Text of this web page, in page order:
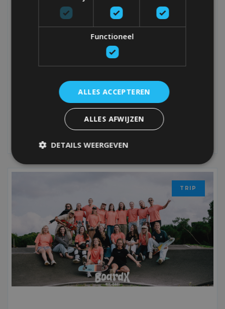
NIEUWE SAMENWERKING MET AVA: TIJD
OM CREATIEF TE ONTPRIKKELEN
Surfen, beachgames, skateboards, sunsets en avontuur. Op
een BoardX-vakantie valt er altijd wel iets te beleven. Maar
net daarom vinden we het minstens even belangrijk om af
en toe op de rem te staan.
TRIP
Functioneel
ALLES ACCEPTEREN
ALLES AFWIJZEN
DETAILS WEERGEVEN